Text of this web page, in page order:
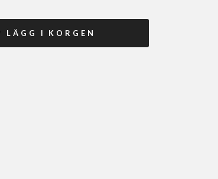
LÄGG I KORGEN